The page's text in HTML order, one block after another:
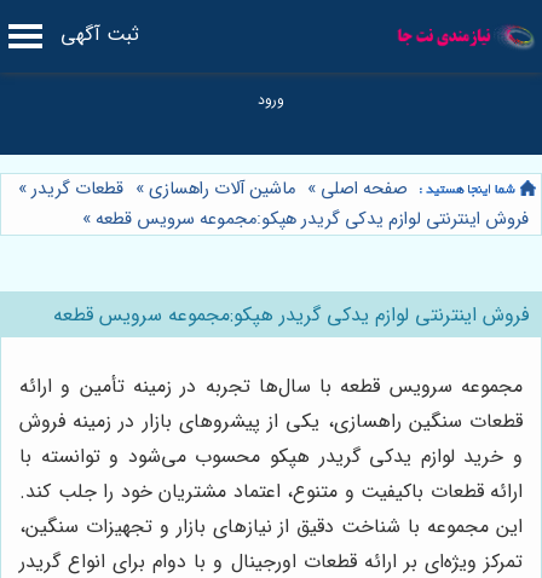
ثبت آگهی
صفحه اصلی » ماشین آلات راهسازی» قطعات گریدر»
فروش اینترنتی لوازم يدكى گريدر هپكو:مجموعه سرویس قطعه»
فروش اینترنتی لوازم يدكى گريدر هپكو:مجموعه سرویس قطعه
مجموعه سرویس قطعه با سال‌ها تجربه در زمینه تأمین و ارائه
قطعات سنگین راهسازی، یکی از پیشروهای بازار در زمینه فروش
و خرید لوازم يدكى گريدر هپكو محسوب می‌شود و توانسته با
ارائه قطعات باکیفیت و متنوع، اعتماد مشتریان خود را جلب کند.
این مجموعه با شناخت دقیق از نیازهای بازار و تجهیزات سنگین،
تمرکز ویژه‌ای بر ارائه قطعات اورجینال و با دوام برای انواع گريدر